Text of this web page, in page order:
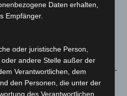
1.888
Daten erhalten,
Empfänger.
oder juristische Person,
andere Stelle außer der
Verantwortlichen, dem
den Personen, die unter der
des Verantwortlichen